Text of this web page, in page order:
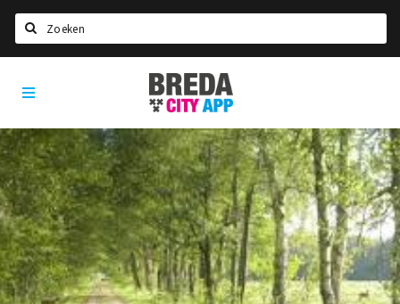
Home
Agenda
Deals
Party pics
Nieuws, interviews & blogs
Eten
Drinken
Breda
City
App